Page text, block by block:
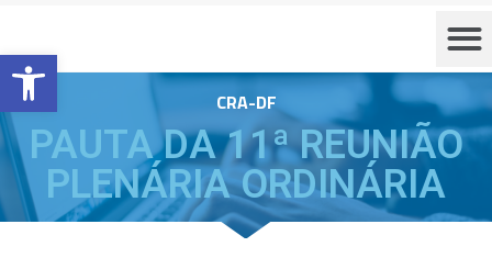
Barra de Ferramentas Aberta
CRA-DF
PAUTA DA 11ª REUNIÃO
PLENÁRIA ORDINÁRIA